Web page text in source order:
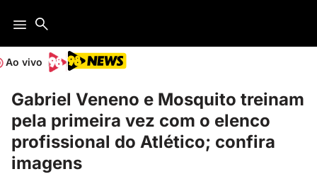
Ao vivo
Gabriel Veneno e Mosquito treinam
pela primeira vez com o elenco
profissional do Atlético; confira
imagens